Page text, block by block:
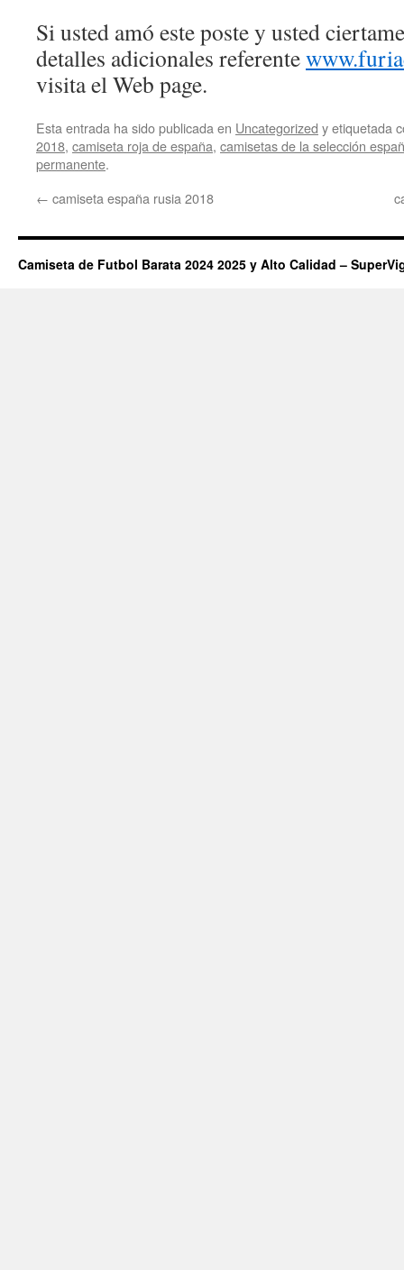
Si usted amó este poste y usted
detalles adicionales referente
visita el Web page.
Esta entrada ha sido publicada en Uncategorized y etiquetada
2018, camiseta roja de españa, camisetas de la selección
permanente.
← camiseta españa rusia 2018
Camiseta de Futbol Barata 2024 2025 y Alto Calidad –